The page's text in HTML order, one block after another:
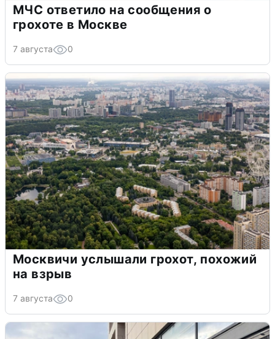
МЧС ответило на сообщения о
грохоте в Москве
7 августа 0
Москвичи услышали грохот, похожий
на взрыв
7 августа 0